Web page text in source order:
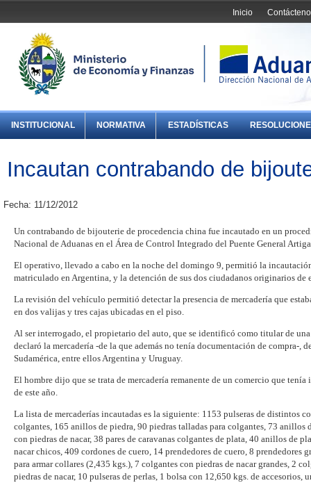
Inicio
INSTITUCIONAL NORMATIVA ESTADÍSTICAS
Incautan contrabando de
Fecha: 11/12/2012
Un contrabando de bijouterie de procedencia china fue incautado en un
Nacional de Aduanas en el Área de Control Integrado del Puente General
El operativo, llevado a cabo en la noche del domingo 9, permitió la
matriculado en Argentina, y la detención de sus dos ciudadanos originarios de
La revisión del vehículo permitió detectar la presencia de mercadería que
en dos valijas y tres cajas ubicadas en el piso.
Al ser interrogado, el propietario del auto, que se identificó como titular de
declaró la mercadería -de la que además no tenía documentación de compra-,
Sudamérica, entre ellos Argentina y Uruguay.
El hombre dijo que se trata de mercadería remanente de un comercio que
de este año.
La lista de mercaderías incautadas es la siguiente: 1153 pulseras de distintos
colgantes, 165 anillos de piedra, 90 piedras talladas para colgantes, 73 anillos
con piedras de nacar, 38 pares de caravanas colgantes de plata, 40 anillos de
nacar chicos, 409 cordones de cuero, 14 prendedores de cuero, 8 prendedores
para armar collares (2,435 kgs.), 7 colgantes con piedras de nacar grandes, 2
piedras de nacar, 10 pulseras de perlas, 1 bolsa con 12,650 kgs. de